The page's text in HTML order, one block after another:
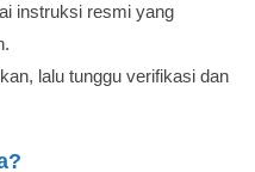
instruksi resmi yang
lalu tunggu verifikasi dan